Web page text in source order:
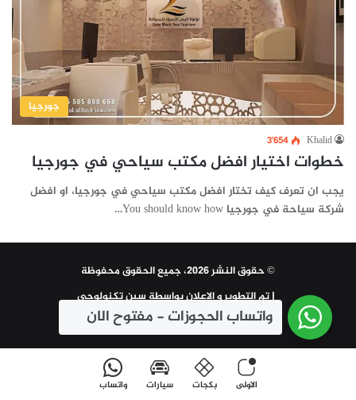
جورجيا
Khalid 3٬654
خطوات اختيار افضل مكتب سياحي في جورجيا
يجب ان تعرف كيف تختار افضل مكتب سياحي في جورجيا، او افضل
شركة سياحة في جورجيا You should know how…
© حقوق النشر 2026، جميع الحقوق محفوظة
| تم التطوير و الاعلان بواسطةسين تكنولوجي
واتساب 00995585888668
الاولى بكجات سيارات واتساب
واتساب الحجوزات - مفتوح الان